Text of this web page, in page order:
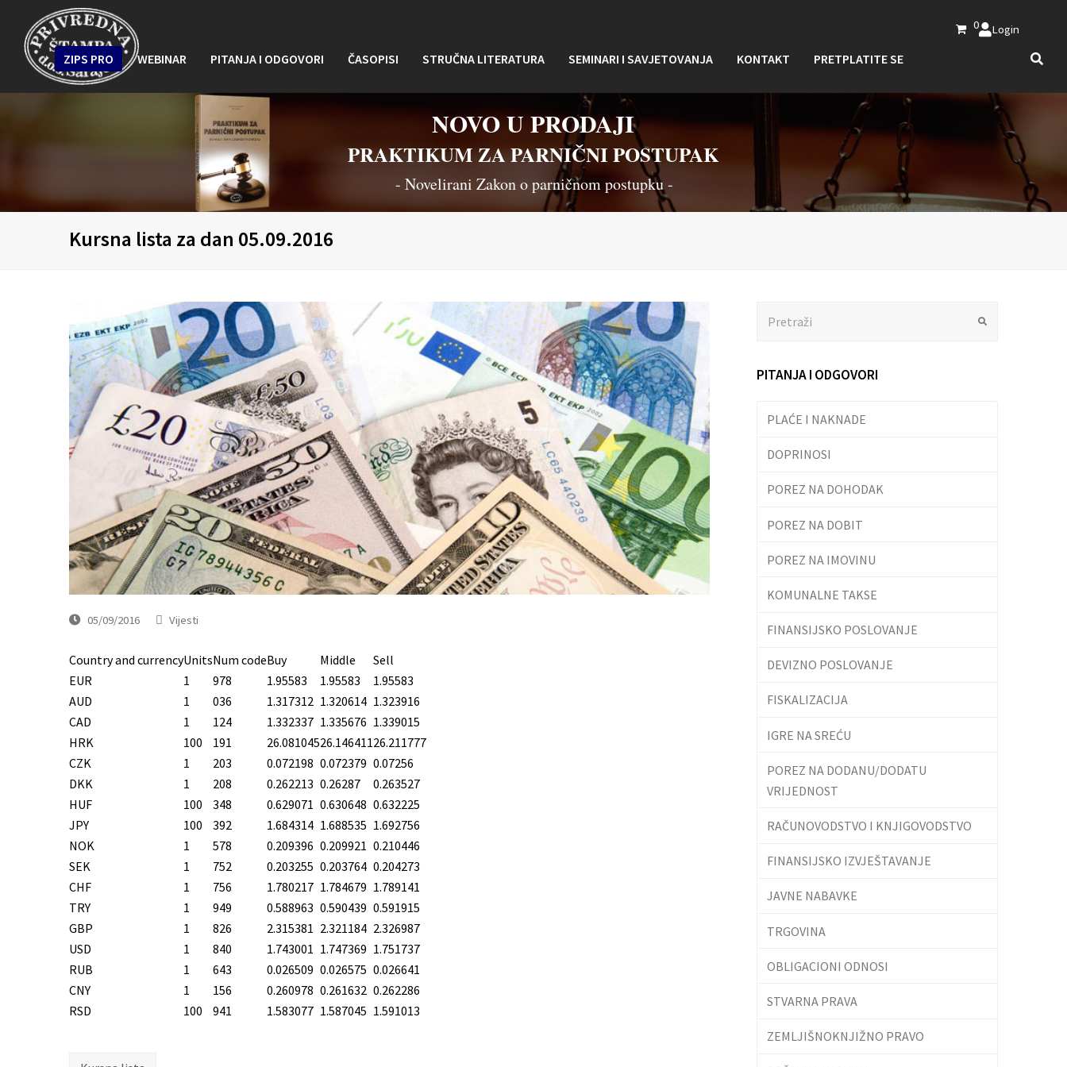
0 Login
ZIPS PRO WEBINAR PITANJA I ODGOVORI ČASOPISI STRUČNA LITERATURA SEMINARI I SAVJETOVANJA KONTAKT PRETPLATITE SE
NOVO U PRODAJI
PRAKTIKUM ZA PARNIČNI POSTUPAK
- Novelirani Zakon o parničnom postupku -
Kursna lista za dan 05.09.2016
05/09/2016 Vijesti
Country and currencyUnitsNum codeBuy Middle
Sell
EUR
1 978 1.95583 1.95583
1.95583
AUD
1 036 1.317312 1.320614 1.323916
CAD
1 124 1.332337 1.335676 1.339015
HRK
100 191 26.08104526.14641126.211777
CZK
1 203 0.072198 0.072379 0.07256
DKK
1 208 0.262213 0.26287
0.263527
HUF
100 348 0.629071 0.630648 0.632225
JPY
100 392 1.684314 1.688535 1.692756
NOK
1 578 0.209396 0.209921 0.210446
SEK
1 752 0.203255 0.203764 0.204273
CHF
1 756 1.780217 1.784679 1.789141
TRY
1 949 0.588963 0.590439 0.591915
GBP
1 826 2.315381 2.321184 2.326987
USD
1 840 1.743001 1.747369 1.751737
RUB
1 643 0.026509 0.026575 0.026641
CNY
1 156 0.260978 0.261632 0.262286
RSD
100 941 1.583077 1.587045 1.591013
PITANJA I ODGOVORI
PLAĆE I NAKNADE
DOPRINOSI
POREZ NA DOHODAK
POREZ NA DOBIT
POREZ NA IMOVINU
KOMUNALNE TAKSE
FINANSIJSKO POSLOVANJE
DEVIZNO POSLOVANJE
FISKALIZACIJA
IGRE NA SREĆU
POREZ NA DODANU/DODATU
VRIJEDNOST
RAČUNOVODSTVO I KNJIGOVODSTVO
FINANSIJSKO IZVJEŠTAVANJE
JAVNE NABAVKE
TRGOVINA
OBLIGACIONI ODNOSI
STVARNA PRAVA
ZEMLJIŠNOKNJIŽNO PRAVO